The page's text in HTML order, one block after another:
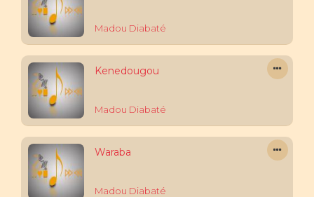
Madou Diabaté
Kenedougou
Madou Diabaté
Waraba
Madou Diabaté